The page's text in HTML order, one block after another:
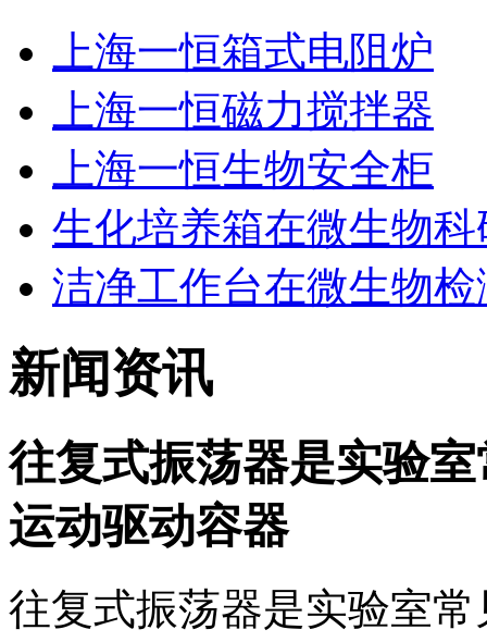
上海一恒箱式电阻炉
上海一恒磁力搅拌器
上海一恒生物安全柜
生化培养箱在微生物
洁净工作台在微生物
新闻资讯
往复式振荡器是实验
运动驱动容器
往复式振荡器是实验室